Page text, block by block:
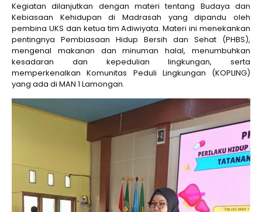
Kegiatan dilanjutkan dengan materi tentang Budaya dan
Kebiasaan Kehidupan di Madrasah yang dipandu oleh
pembina UKS dan ketua tim Adiwiyata. Materi ini menekankan
pentingnya Pembiasaan Hidup Bersih dan Sehat (PHBS),
mengenal makanan dan minuman halal, menumbuhkan
kesadaran dan kepedulian lingkungan, serta
memperkenalkan Komunitas Peduli Lingkungan (KOPLING)
yang ada di MAN 1 Lamongan.